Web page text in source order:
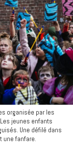
organisée par les
jeunes enfants
Une défilé dans
une fanfare.